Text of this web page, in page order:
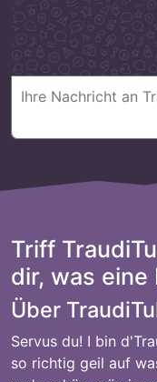
Triff
dir, was eine
Über
Servus du! I bin
so richtig geil auf